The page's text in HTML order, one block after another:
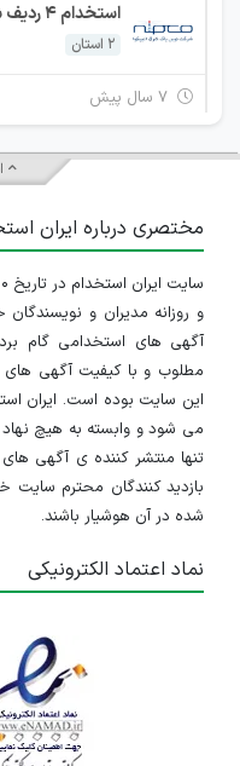
استخدام 4 ردیف شغلی
2 استان
استخدام 12 ردیف شغلی
۷ سال پیش
استخدام 9 ردیف شغلی
چند استان
۷ سال پیش
استخدام 3 ردیف شغلی
تهران
استخدام سه
مختصری درباره ایران
و روزانه مدیران و
آگهی های استخدامی گام
مطلوب و با کیفیت آگهی های
این سایت بوده است. ایران
می شود و وابسته به هیچ
تنها منتشر کننده ی آگهی
بازدید کنندگان محترم
شده در آن هوشیار باشند.
نماد اعتماد الکترونیکی